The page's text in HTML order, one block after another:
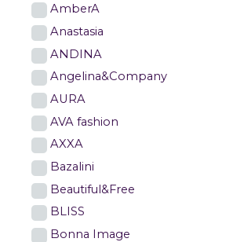
AmberA
Anastasia
ANDINA
Angelina&Company
AURA
AVA fashion
AXXA
Bazalini
Beautiful&Free
BLISS
Bonna Image